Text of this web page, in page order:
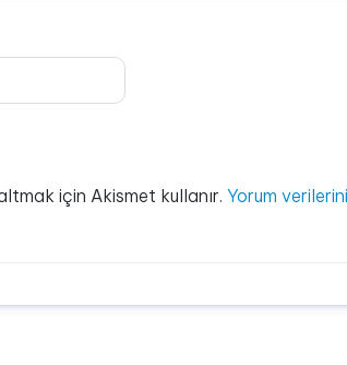
için Akismet kullanır. Yorum